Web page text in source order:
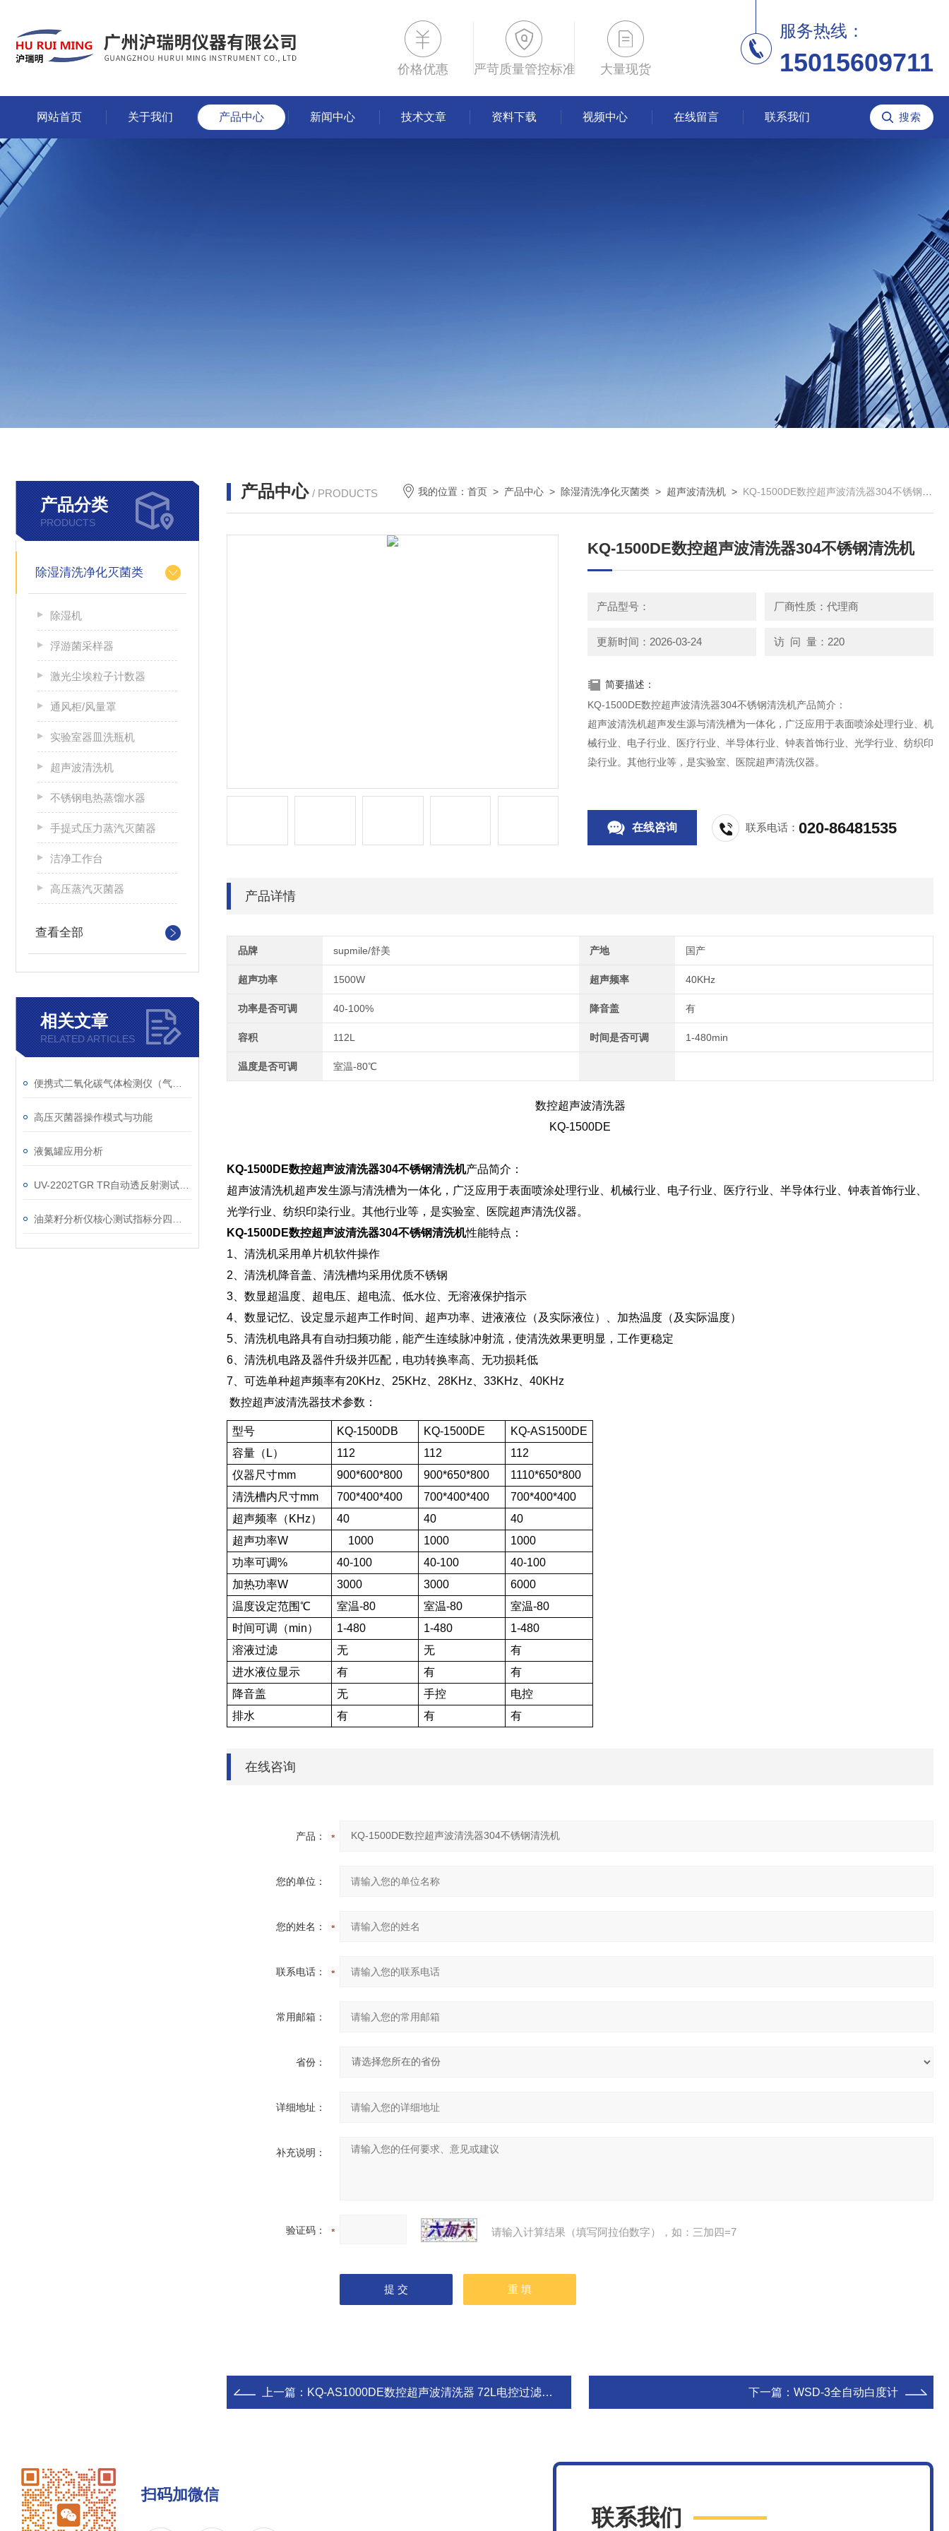
价格优惠 严苛质量管控标准 大量现货
服务热线：
15015609711
网站首页 关于我们 产品中心 新闻中心 技术文章 资料下载 视频中心 在线留言 联系我们
产品分类
PRODUCTS
除湿清洗净化灭菌类
除湿机
浮游菌采样器
激光尘埃粒子计数器
通风柜/风量罩
实验室器皿洗瓶机
超声波清洗机
不锈钢电热蒸馏水器
手提式压力蒸汽灭菌器
洁净工作台
高压蒸汽灭菌器
查看全部
相关文章
RELATED ARTICLES
高压灭菌器操作模式与功能
液氮罐应用分析
产品中心 / PRODUCTS 我的位置：首页 > 产品中心 > 除湿清洗净化灭菌类 > 超声波清洗机 > KQ-1500DE数控超声波清洗器304不锈钢清洗机
KQ-1500DE数控超声波清洗器304不锈钢清洗机
产品型号： 厂商性质：代理商
更新时间：2026-03-24 访 问 量：220
简要描述：
KQ-1500DE数控超声波清洗器304不锈钢清洗机产品简介：
超声波清洗机超声发生源与清洗槽为一体化，广泛应用于表面喷涂处理行业、机
械行业、电子行业、医疗行业、半导体行业、钟表首饰行业、光学行业、纺织印
染行业。其他行业等，是实验室、医院超声清洗仪器。
在线咨询 联系电话：020-86481535
产品详情
品牌 supmile/舒美 产地 国产
超声功率 1500W 超声频率 40KHz
功率是否可调 40-100% 降音盖 有
容积 112L 时间是否可调 1-480min
温度是否可调 室温-80℃
数控超声波清洗器
KQ-1500DE
KQ-1500DE数控超声波清洗器304不锈钢清洗机产品简介：
超声波清洗机超声发生源与清洗槽为一体化，广泛应用于表面喷涂处理行业、机械行业、电子行业、医疗行业、半导体行业、钟表首饰行业、
光学行业、纺织印染行业。其他行业等，是实验室、医院超声清洗仪器。
KQ-1500DE数控超声波清洗器304不锈钢清洗机性能特点：
1、清洗机采用单片机软件操作
2、清洗机降音盖、清洗槽均采用优质不锈钢
3、数显超温度、超电压、超电流、低水位、无溶液保护指示
4、数显记忆、设定显示超声工作时间、超声功率、进液液位（及实际液位）、加热温度（及实际温度）
5、清洗机电路具有自动扫频功能，能产生连续脉冲射流，使清洗效果更明显，工作更稳定
6、清洗机电路及器件升级并匹配，电功转换率高、无功损耗低
7、可选单种超声频率有20KHz、25KHz、28KHz、33KHz、40KHz
数控超声波清洗器技术参数：
型号 KQ-1500DB KQ-1500DE
KQ-AS1500DE
容量（L）
112 112
112
仪器尺寸mm
900*600*800 900*650*800
1110*650*800
清洗槽内尺寸mm
700*400*400 700*400*400
700*400*400
超声频率（KHz）
40 40
40
超声功率W
1000 1000
1000
功率可调%
40-100 40-100
40-100
加热功率W
3000 3000
6000
温度设定范围℃
室温-80 室温-80
室温-80
时间可调（min）
1-480 1-480
1-480
溶液过滤
无 无
有
进水液位显示
有 有
有
降音盖
无 手控
电控
排水
有 有 有
在线咨询
产品：
您的单位：
您的姓名：
联系电话：
常用邮箱：
省份：
详细地址：
补充说明：
验证码： 请输入计算结果（填写阿拉伯数字），如：三加四=7
上一篇： KQ-AS1000DE数控超声波清洗器 72L电控过滤溶液清洗机 下一篇： WSD-3全自动白度计
扫码加微信
联系我们